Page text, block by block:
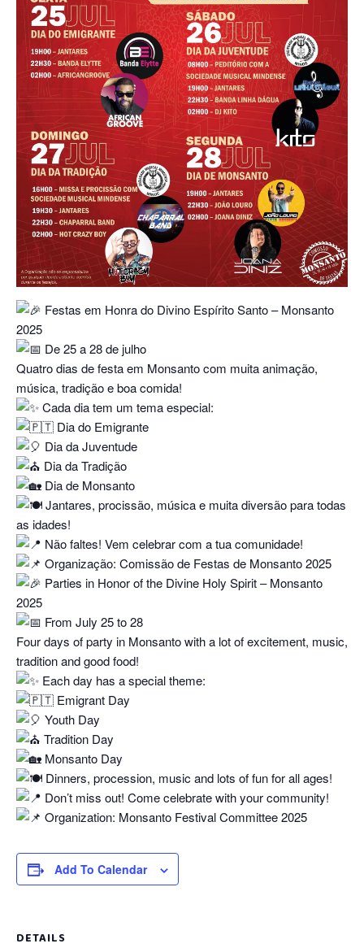
Festas em Honra do Divino Espírito Santo – Monsanto
2025
De 25 a 28 de julho
Quatro dias de festa em Monsanto com muita animação,
música, tradição e boa comida!
Cada dia tem um tema especial:
Dia do Emigrante
Dia da Juventude
Dia da Tradição
Dia de Monsanto
Jantares, procissão, música e muita diversão para todas
as idades!
Não faltes! Vem celebrar com a tua comunidade!
Organização: Comissão de Festas de Monsanto 2025
Parties in Honor of the Divine Holy Spirit – Monsanto
2025
From July 25 to 28
Four days of party in Monsanto with a lot of excitement, music,
tradition and good food!
Each day has a special theme:
Emigrant Day
Youth Day
Tradition Day
Monsanto Day
Dinners, procession, music and lots of fun for all ages!
Don’t miss out! Come celebrate with your community!
Organization: Monsanto Festival Committee 2025
Add To Calendar
DETAILS